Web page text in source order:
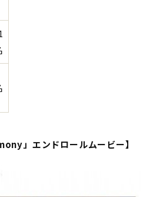
」エンドロールムービー】